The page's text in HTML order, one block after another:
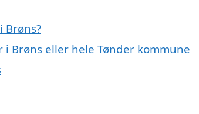
Brøns?
Brøns eller hele Tønder kommune